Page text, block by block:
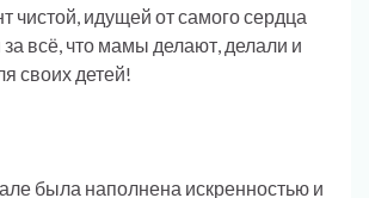
чистой, идущей от самого сердца
за всё, что мамы делают, делали и
своих детей!
была наполнена искренностью и